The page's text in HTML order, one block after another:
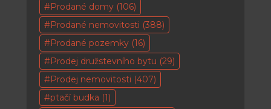
Prodané domy (106)
Prodané nemovitosti (388)
Prodané pozemky (16)
Prodej družstevního bytu (29)
Prodej nemovitosti (407)
ptačí budka (1)